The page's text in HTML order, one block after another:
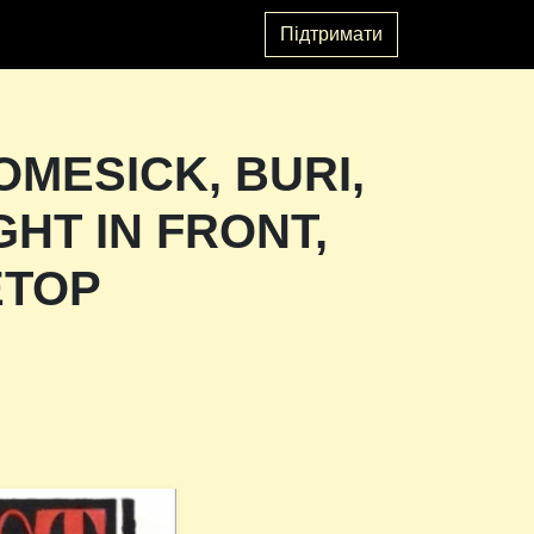
Підтримати
BURI,
IN FRONT,